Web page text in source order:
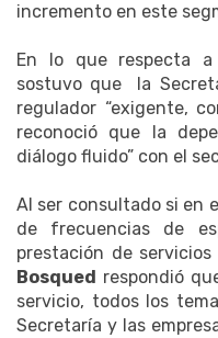
incremento en este
En lo que respecta
sostuvo que la
regulador “exigente,
reconoció que la
diálogo fluido” con el
Al ser consultado si en
de frecuencias de
prestación de
Bosqued respondió
servicio, todos los
Secretaría y las